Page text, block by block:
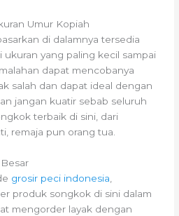
Umur Kopiah
di dalamnya tersedia
ukuran yang paling kecil sampai
dapat mencobanya
salah dan dapat ideal dengan
jangan kuatir sebab seluruh
terbaik di sini, dari
remaja pun orang tua.
grosir peci indonesia
produk songkok di sini dalam
mengorder layak dengan